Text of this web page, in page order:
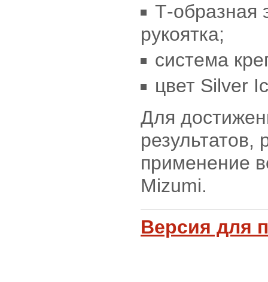
Т-образная
рукоятка;
система
цвет Silver
Для
результатов,
применение
Mizumi.
Версия для